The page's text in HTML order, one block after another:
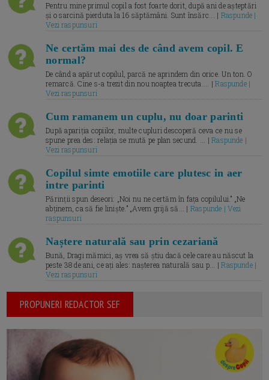
Pentru mine primul copil a fost foarte dorit, după ani de așteptări
și o sarcină pierduta la 16 săptămâni. Sunt însărc... | Raspunde |
Vezi raspunsuri
Ne certăm mai des de când avem copil. E
normal?
De când a apărut copilul, parcă ne aprindem din orice. Un ton. O
remarcă. Cine s-a trezit din nou noaptea trecuta.... |Raspunde |
Vezi raspunsuri
Cum ramanem un cuplu, nu doar parinti
După apariția copiilor, multe cupluri descoperă ceva ce nu se
spune prea des: relația se mută pe plan secund. ... |Raspunde |
Vezi raspunsuri
Copilul simte emotiile care plutesc in aer
intre parinti
Părinții spun deseori: „Noi nu ne certăm în fața copilului.” „Ne
abținem, ca să fie liniște.” „Avem grijă să... | Raspunde | Vezi
raspunsuri
Naștere naturală sau prin cezariană
Bună, Dragi mămici, aș vrea să știu dacă cele care au născut la
peste 38 de ani, ce ați ales: nașterea naturală sau p... |Raspunde |
Vezi raspunsuri
PROPUNERI REDACTOR SEF